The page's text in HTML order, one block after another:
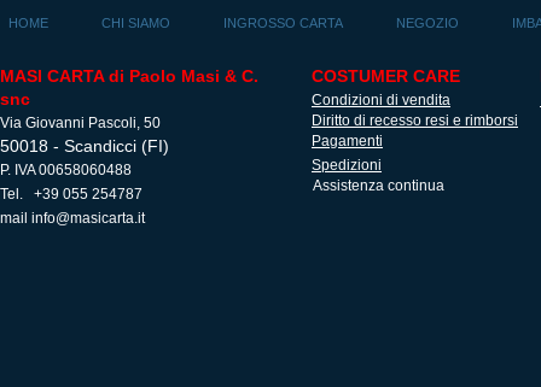
HOME CHI SIAMO INGROSSO CARTA NEGOZIO
MASI CARTA di Paolo Masi & C.
snc
Via Giovanni Pascoli, 50
50018 - Scandicci (FI)
P. IVA 00658060488
Tel. +39 055 254787
mail info@masicarta.it
COSTUMER CARE
Condizioni di vendita
Diritto di recesso resi e rimborsi
Pagamenti
Spedizioni
Assistenza continua